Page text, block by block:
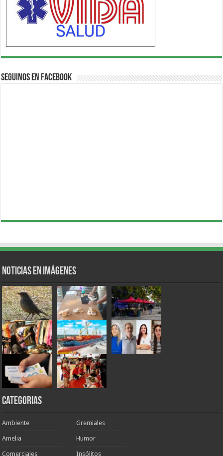
Seguinos en Facebook
Noticias en Imágenes
Categorias
Ambiente
Amelia
Comerciales
Gremiales
Humor
Insólitos